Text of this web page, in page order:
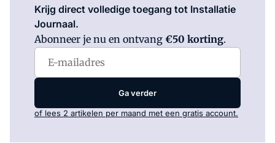
Krijg direct volledige toegang tot Installatie
Journaal.
Abonneer je nu en ontvang €50 korting.
Ga verder
of lees 2 artikelen per maand met een gratis account.